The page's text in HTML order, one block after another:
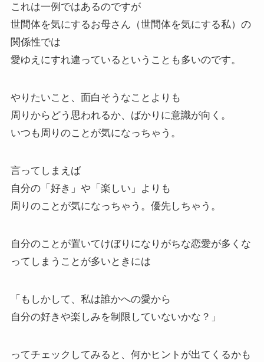
これは一例ではあるのですが
世間体を気にするお母さん（世間体を気にする私）の
関係性では
愛ゆえにすれ違っているということも多いのです。
やりたいこと、面白そうなことよりも
周りからどう思われるか、ばかりに意識が向く。
いつも周りのことが気になっちゃう。
言ってしまえば
自分の「好き」や「楽しい」よりも
周りのことが気になっちゃう。優先しちゃう。
自分のことが置いてけぼりになりがちな恋愛が多くな
ってしまうことが多いときには
「もしかして、私は誰かへの愛から
自分の好きや楽しみを制限していないかな？」
ってチェックしてみると、何かヒントが出てくるかも